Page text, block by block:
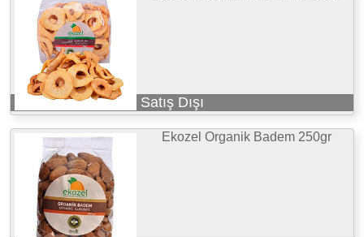
Satış Dışı
Ekozel Organik Badem 250gr